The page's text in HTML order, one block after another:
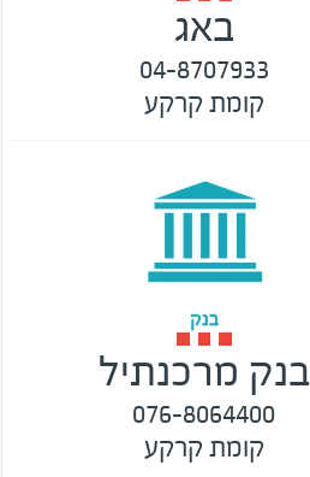
באג
04-8707933
קומת קרקע
בנק מרכנתיל
076-8064400
קומת קרקע